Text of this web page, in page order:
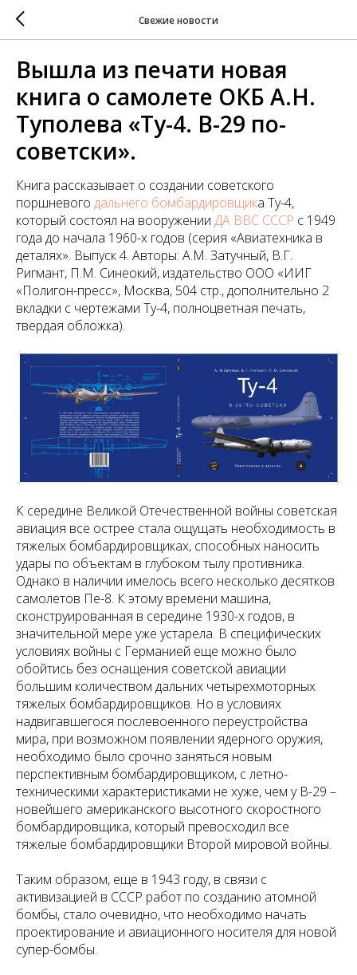
Свежие новости
Вышла из печати новая
книга о самолете ОКБ А.Н.
Туполева «Ту-4. В-29 по-
советски».
Книга рассказывает о создании советского
поршневого дальнего бомбардировщика Ту-4,
который состоял на вооружении ДА ВВС СССР с 1949
года до начала 1960-х годов (серия «Авиатехника в
деталях». Выпуск 4. Авторы: А.М. Затучный, В.Г.
Ригмант, П.М. Синеокий, издательство ООО «ИИГ
«Полигон-пресс», Москва, 504 стр., дополнительно 2
вкладки с чертежами Ту-4, полноцветная печать,
твердая обложка).
К середине Великой Отечественной войны советская
авиация все острее стала ощущать необходимость в
тяжелых бомбардировщиках, способных наносить
удары по объектам в глубоком тылу противника.
Однако в наличии имелось всего несколько десятков
самолетов Пе-8. К этому времени машина,
сконструированная в середине 1930-х годов, в
значительной мере уже устарела. В специфических
условиях войны с Германией еще можно было
обойтись без оснащения советской авиации
большим количеством дальних четырехмоторных
тяжелых бомбардировщиков. Но в условиях
надвигавшегося послевоенного переустройства
мира, при возможном появлении ядерного оружия,
необходимо было срочно заняться новым
перспективным бомбардировщиком, с летно-
техническими характеристиками не хуже, чем у В-29 –
новейшего американского высотного скоростного
бомбардировщика, который превосходил все
тяжелые бомбардировщики Второй мировой войны.
Таким образом, еще в 1943 году, в связи с
активизацией в СССР работ по созданию атомной
бомбы, стало очевидно, что необходимо начать
проектирование и авиационного носителя для новой
супер-бомбы.